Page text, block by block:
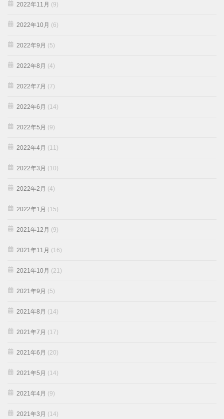
2022年11月 (9)
2022年10月 (6)
2022年9月 (5)
2022年8月 (4)
2022年7月 (7)
2022年6月 (14)
2022年5月 (9)
2022年4月 (11)
2022年3月 (10)
2022年2月 (4)
2022年1月 (15)
2021年12月 (9)
2021年11月 (16)
2021年10月 (21)
2021年9月 (5)
2021年8月 (14)
2021年7月 (17)
2021年6月 (20)
2021年5月 (14)
2021年4月 (9)
2021年3月 (14)